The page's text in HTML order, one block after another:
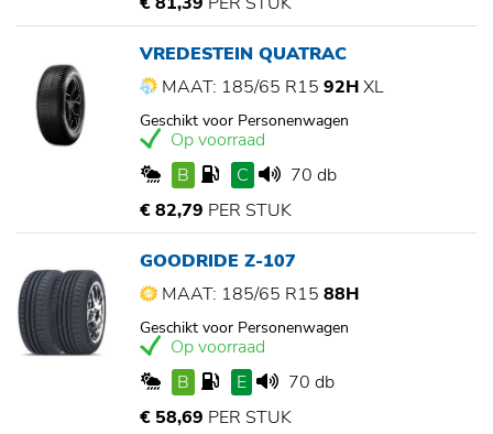
VREDESTEIN QUATRAC
MAAT: 185/65 R15 92HXL
Geschikt voor Personenwagen
Op voorraad
B
C
70 db
€ 82,79 PER STUK
GOODRIDE Z-107
MAAT: 185/65 R15 88H
Geschikt voor Personenwagen
Op voorraad
B
E
70 db
€ 58,69 PER STUK